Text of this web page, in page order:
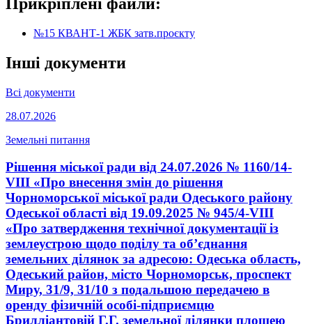
№15 КВАНТ-1 ЖБК затв.проєкту
Інші документи
Всі документи
28.07.2026
Земельні питання
Рішення міської ради від 24.07.2026 № 1160/14-
VIII «Про внесення змін до рішення
Чорноморської міської ради Одеського району
Одеської області від 19.09.2025 № 945/4-VIII
«Про затвердження технічної документації із
землеустрою щодо поділу та об’єднання
земельних ділянок за адресою: Одеська область,
Одеський район, місто Чорноморськ, проспект
Миру, 31/9, 31/10 з подальшою передачею в
оренду фізичній особі-підприємцю
Брилліантовій Г.Г. земельної ділянки площею